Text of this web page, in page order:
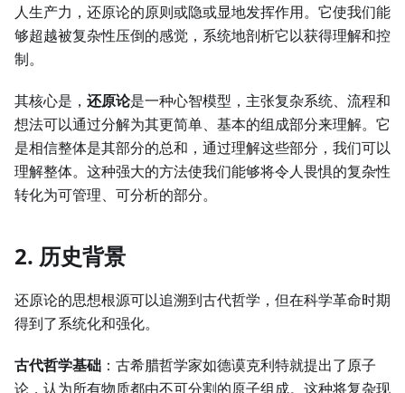
人生产力，还原论的原则或隐或显地发挥作用。它使我们能
够超越被复杂性压倒的感觉，系统地剖析它以获得理解和控
制。
其核心是， 还原论是一种心智模型，主张复杂系统、流程和
想法可以通过分解为其更简单、基本的组成部分来理解。它
是相信整体是其部分的总和，通过理解这些部分，我们可以
理解整体。这种强大的方法使我们能够将令人畏惧的复杂性
转化为可管理、可分析的部分。
2. 历史背景
还原论的思想根源可以追溯到古代哲学，但在科学革命时期
得到了系统化和强化。
古代哲学基础 ：古希腊哲学家如德谟克利特就提出了原子
论，认为所有物质都由不可分割的原子组成。这种将复杂现